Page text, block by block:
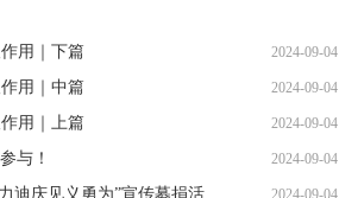
用｜下篇 2024-09-04
用｜中篇 2024-09-04
用｜上篇 2024-09-04
与！ 2024-09-04
迪庆见义勇为”宣传募捐活 2024-09-04